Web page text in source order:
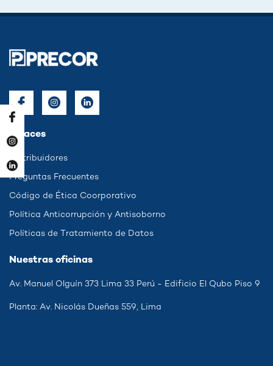
Enlaces
Distribuidores
Preguntas Frecuentes
Código de Ética Coorporativo
Política Anticorrupción y Antisoborno
Políticas de Tratamiento de Datos
Nuestras oficinas
Av. Manuel Olguín 373 Lima 33 Perú - Edificio El Qubo Piso 9
Planta: Av. Nicolás Dueñas 559, Lima